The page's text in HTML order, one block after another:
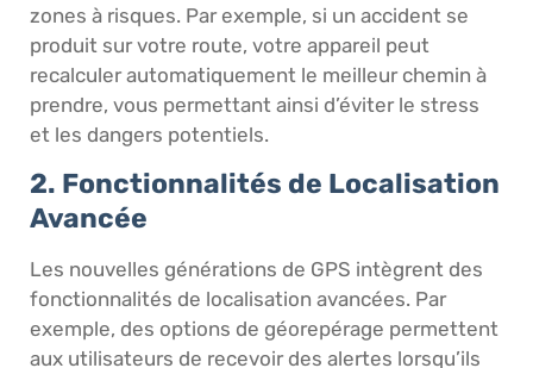
zones à risques. Par exemple, si un accident se
produit sur votre route, votre appareil peut
recalculer automatiquement le meilleur chemin à
prendre, vous permettant ainsi d’éviter le stress
et les dangers potentiels.
2. Fonctionnalités de Localisation
Avancée
Les nouvelles générations de GPS intègrent des
fonctionnalités de localisation avancées. Par
exemple, des options de géorepérage permettent
aux utilisateurs de recevoir des alertes lorsqu’ils